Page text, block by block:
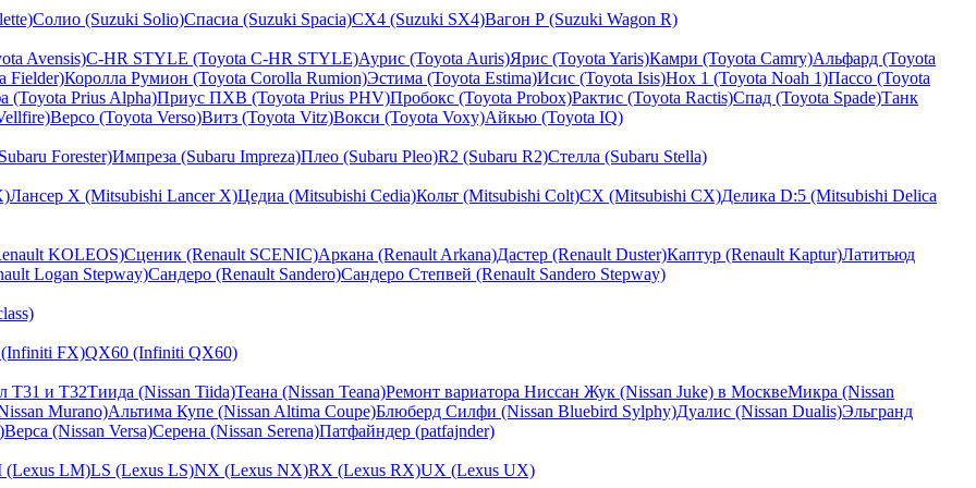
Солио (Suzuki Solio)Спасиа (Suzuki Spacia)СХ4 (Suzuki SX4)Вагон Р (Suzuki Wagon R)
Avensis)C-HR STYLE (Toyota C-HR STYLE)Аурис (Toyota Auris)Ярис (Toyota Yaris)Камри (Toyota Camry)Альфард (Toyota
Fielder)Королла Румион (Toyota Corolla Rumion)Эстима (Toyota Estima)Исис (Toyota Isis)Нох 1 (Toyota Noah 1)Пассо (Toyota
(Toyota Prius Alpha)Приус ПХВ (Toyota Prius PHV)Пробокс (Toyota Probox)Рактис (Toyota Ractis)Спад (Toyota Spade)Танк
Версо (Toyota Verso)Витз (Toyota Vitz)Вокси (Toyota Voxy)Айкью (Toyota IQ)
Forester)Импреза (Subaru Impreza)Плео (Subaru Pleo)R2 (Subaru R2)Стелла (Subaru Stella)
Лансер X (Mitsubishi Lancer X)Цедиа (Mitsubishi Cedia)Кольт (Mitsubishi Colt)CX (Mitsubishi CX)Делика D:5 (Mitsubishi Delica
KOLEOS)Сценик (Renault SCENIC)Аркана (Renault Arkana)Дастер (Renault Duster)Каптур (Renault Kaptur)Латитьюд
Logan Stepway)Сандеро (Renault Sandero)Сандеро Степвей (Renault Sandero Stepway)
FX)QX60 (Infiniti QX60)
Т31 и Т32Тиида (Nissan Tiida)Теана (Nissan Teana)Ремонт вариатора Ниссан Жук (Nissan Juke) в МосквеМикра (Nissan
Murano)Альтима Купе (Nissan Altima Coupe)Блюберд Силфи (Nissan Bluebird Sylphy)Дуалис (Nissan Dualis)Эльгранд
Верса (Nissan Versa)Серена (Nissan Serena)Патфайндер (patfajnder)
(Lexus LM)LS (Lexus LS)NX (Lexus NX)RX (Lexus RX)UX (Lexus UX)